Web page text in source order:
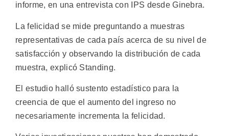
informe, en una entrevista con IPS desde Ginebra.
La felicidad se mide preguntando a muestras
representativas de cada país acerca de su nivel de
satisfacción y observando la distribución de cada
muestra, explicó Standing.
El estudio halló sustento estadístico para la
creencia de que el aumento del ingreso no
necesariamente incrementa la felicidad.